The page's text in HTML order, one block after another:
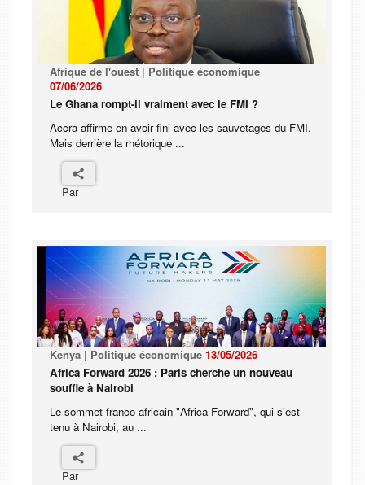
Afrique de l'ouest | Politique économique
07/06/2026
Le Ghana rompt-il vraiment avec le FMI ?
Accra affirme en avoir fini avec les sauvetages du FMI.
Mais derrière la rhétorique ...
Par
Kenya | Politique économique 13/05/2026
Africa Forward 2026 : Paris cherche un nouveau
souffle à Nairobi
Le sommet franco-africain "Africa Forward", qui s’est
tenu à Nairobi, au ...
Par